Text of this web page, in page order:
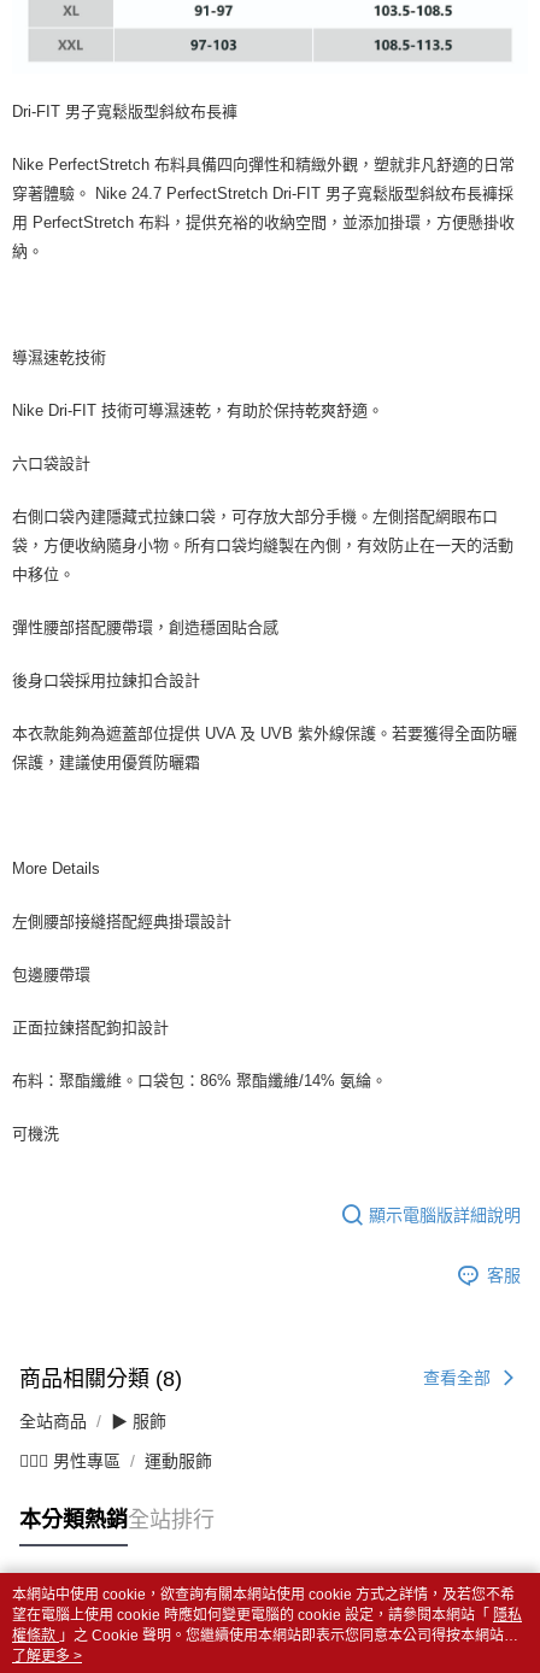
Dri-FIT 男子寬鬆版型斜紋布長褲
Nike PerfectStretch 布料具備四向彈性和精緻外觀，塑就非凡舒適的日常
穿著體驗。 Nike 24.7 PerfectStretch Dri-FIT 男子寬鬆版型斜紋布長褲採
用 PerfectStretch 布料，提供充裕的收納空間，並添加掛環，方便懸掛收
納。
導濕速乾技術
Nike Dri-FIT 技術可導濕速乾，有助於保持乾爽舒適。
六口袋設計
右側口袋內建隱藏式拉鍊口袋，可存放大部分手機。左側搭配網眼布口
袋，方便收納隨身小物。所有口袋均縫製在內側，有效防止在一天的活動
中移位。
彈性腰部搭配腰帶環，創造穩固貼合感
後身口袋採用拉鍊扣合設計
本衣款能夠為遮蓋部位提供 UVA 及 UVB 紫外線保護。若要獲得全面防曬
保護，建議使用優質防曬霜
More Details
左側腰部接縫搭配經典掛環設計
包邊腰帶環
正面拉鍊搭配鉤扣設計
布料：聚酯纖維。口袋包：86% 聚酯纖維/14% 氨綸。
可機洗
顯示電腦版詳細說明
客服
商品相關分類 (8) 查看全部
全站商品 ▶ 服飾
💁🏻‍♂️ 男性專區 運動服飾
本分類熱銷全站排行
熱門標籤
本網站中使用 cookie，欲查詢有關本網站使用 cookie 方式之詳情，及若您不希
望在電腦上使用 cookie 時應如何變更電腦的 cookie 設定，請參閱本網站「 隱私
權條款 」之 Cookie 聲明。您繼續使用本網站即表示您同意本公司得按本網站使
用條款之 Cookie 聲明使用 cookie。
了解更多 >